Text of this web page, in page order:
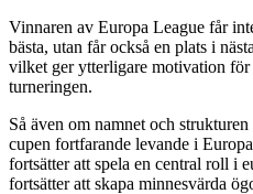
Vinnaren av Europa League får
bästa, utan får också en plats i
vilket ger ytterligare motivation för
turneringen.
Så även om namnet och
cupen fortfarande levande i
fortsätter att spela en central roll i
fortsätter att skapa minnesvärda